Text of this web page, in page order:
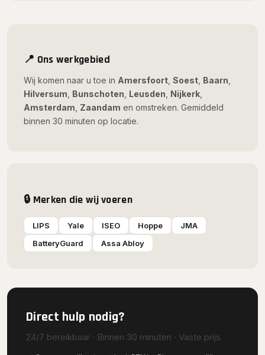
📍 Ons werkgebied
Wij komen naar u toe in Amersfoort Soest Baarn
Hilversum Bunschoten Leusden Nijkerk
Amsterdam Zaandam en omstreken. Gemiddeld
binnen 30 minuten op locatie.
🔒 Merken die wij voeren
LIPS Yale ISEO Hoppe
JMA
BatteryGuard
Assa Abloy
Direct hulp nodig?
24/7 bereikbaar · Binnen 30 minuten · Vaste prijs